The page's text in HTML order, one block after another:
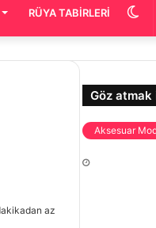
RÜYA TABIRLERI
az
Göz
Aksesuar